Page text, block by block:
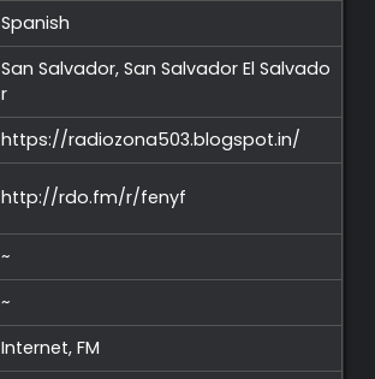
Spanish
San Salvador, San SalvadorEl Salvado
r
https://radiozona503.blogspot.in/
http://rdo.fm/r/fenyf
~
~
Internet, FM